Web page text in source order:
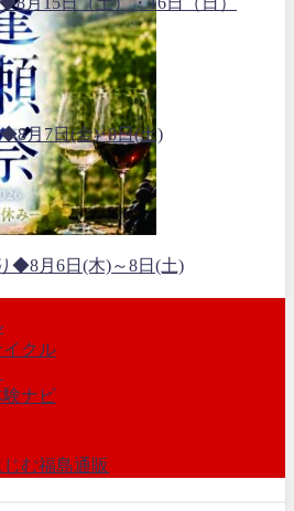
月7日(金)･8日(土)
◆8月6日(木)～8日(土)